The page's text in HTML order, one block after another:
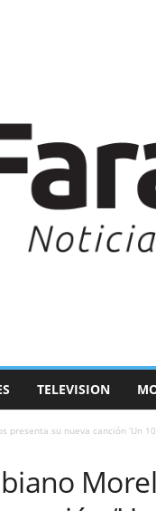
TELEVISION
su nueva canción ‘Un